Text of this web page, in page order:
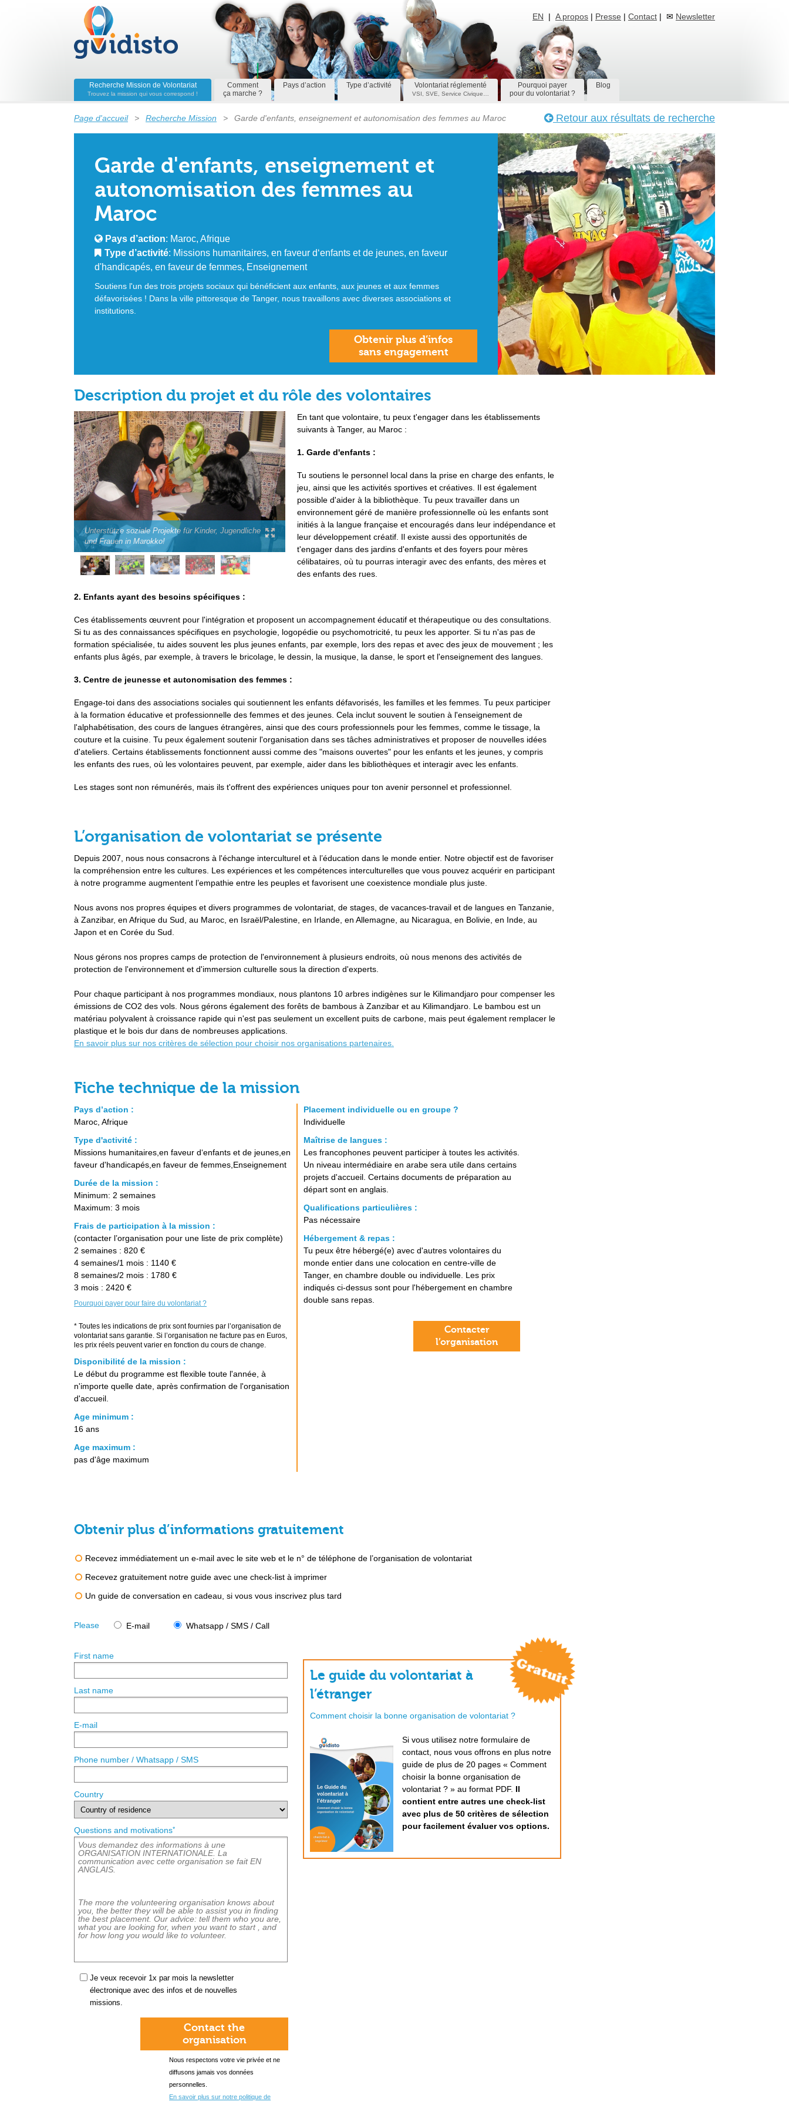
EN | A propos | Presse | Contact | ✉ Newsletter
Recherche Mission de Volontariat
Trouvez la mission qui vous correspond !
Comment
ça marche ?
Pays d’action Type d’activité Volontariat réglementé
VSI, SVE, Service Civique…
Pourquoi payer
pour du volontariat ?
Blog
Page d'accueil > Recherche Mission > Garde d'enfants, enseignement et autonomisation des femmes au Maroc Retour aux résultats de recherche
Garde d'enfants, enseignement et
autonomisation des femmes au
Maroc
Pays d’action: Maroc, Afrique
Type d’activité: Missions humanitaires, en faveur d‘enfants et de jeunes, en faveur
d'handicapés, en faveur de femmes, Enseignement
Soutiens l'un des trois projets sociaux qui bénéficient aux enfants, aux jeunes et aux femmes
défavorisées ! Dans la ville pittoresque de Tanger, nous travaillons avec diverses associations et
institutions.
Obtenir plus d’infos
sans engagement
Description du projet et du rôle des volontaires
Unterstütze soziale Projekte für Kinder, Jugendliche
und Frauen in Marokko!
En tant que volontaire, tu peux t'engager dans les établissements
suivants à Tanger, au Maroc :
1. Garde d'enfants :
Tu soutiens le personnel local dans la prise en charge des enfants, le
jeu, ainsi que les activités sportives et créatives. Il est également
possible d'aider à la bibliothèque. Tu peux travailler dans un
environnement géré de manière professionnelle où les enfants sont
initiés à la langue française et encouragés dans leur indépendance et
leur développement créatif. Il existe aussi des opportunités de
t'engager dans des jardins d'enfants et des foyers pour mères
célibataires, où tu pourras interagir avec des enfants, des mères et
des enfants des rues.
2. Enfants ayant des besoins spécifiques :
Ces établissements œuvrent pour l'intégration et proposent un accompagnement éducatif et thérapeutique ou des consultations.
Si tu as des connaissances spécifiques en psychologie, logopédie ou psychomotricité, tu peux les apporter. Si tu n'as pas de
formation spécialisée, tu aides souvent les plus jeunes enfants, par exemple, lors des repas et avec des jeux de mouvement ; les
enfants plus âgés, par exemple, à travers le bricolage, le dessin, la musique, la danse, le sport et l'enseignement des langues.
3. Centre de jeunesse et autonomisation des femmes :
Engage-toi dans des associations sociales qui soutiennent les enfants défavorisés, les familles et les femmes. Tu peux participer
à la formation éducative et professionnelle des femmes et des jeunes. Cela inclut souvent le soutien à l'enseignement de
l'alphabétisation, des cours de langues étrangères, ainsi que des cours professionnels pour les femmes, comme le tissage, la
couture et la cuisine. Tu peux également soutenir l'organisation dans ses tâches administratives et proposer de nouvelles idées
d'ateliers. Certains établissements fonctionnent aussi comme des "maisons ouvertes" pour les enfants et les jeunes, y compris
les enfants des rues, où les volontaires peuvent, par exemple, aider dans les bibliothèques et interagir avec les enfants.
Les stages sont non rémunérés, mais ils t'offrent des expériences uniques pour ton avenir personnel et professionnel.
L’organisation de volontariat se présente
Depuis 2007, nous nous consacrons à l'échange interculturel et à l’éducation dans le monde entier. Notre objectif est de favoriser
la compréhension entre les cultures. Les expériences et les compétences interculturelles que vous pouvez acquérir en participant
à notre programme augmentent l’empathie entre les peuples et favorisent une coexistence mondiale plus juste.
Nous avons nos propres équipes et divers programmes de volontariat, de stages, de vacances-travail et de langues en Tanzanie,
à Zanzibar, en Afrique du Sud, au Maroc, en Israël/Palestine, en Irlande, en Allemagne, au Nicaragua, en Bolivie, en Inde, au
Japon et en Corée du Sud.
Nous gérons nos propres camps de protection de l'environnement à plusieurs endroits, où nous menons des activités de
protection de l'environnement et d'immersion culturelle sous la direction d'experts.
Pour chaque participant à nos programmes mondiaux, nous plantons 10 arbres indigènes sur le Kilimandjaro pour compenser les
émissions de CO2 des vols. Nous gérons également des forêts de bambous à Zanzibar et au Kilimandjaro. Le bambou est un
matériau polyvalent à croissance rapide qui n'est pas seulement un excellent puits de carbone, mais peut également remplacer le
plastique et le bois dur dans de nombreuses applications.
En savoir plus sur nos critères de sélection pour choisir nos organisations partenaires.
Fiche technique de la mission
Pays d’action :
Maroc, Afrique
Type d'activité :
Missions humanitaires,en faveur d‘enfants et de jeunes,en
faveur d'handicapés,en faveur de femmes,Enseignement
Durée de la mission :
Minimum: 2 semaines
Maximum: 3 mois
Frais de participation à la mission :
(contacter l’organisation pour une liste de prix complète)
2 semaines : 820 €
4 semaines/1 mois : 1140 €
8 semaines/2 mois : 1780 €
3 mois : 2420 €
Pourquoi payer pour faire du volontariat ?
* Toutes les indications de prix sont fournies par l’organisation de
volontariat sans garantie. Si l’organisation ne facture pas en Euros,
les prix réels peuvent varier en fonction du cours de change.
Disponibilité de la mission :
Le début du programme est flexible toute l'année, à
n'importe quelle date, après confirmation de l'organisation
d'accueil.
Age minimum :
16 ans
Age maximum :
pas d'âge maximum
Placement individuelle ou en groupe ?
Individuelle
Maîtrise de langues :
Les francophones peuvent participer à toutes les activités.
Un niveau intermédiaire en arabe sera utile dans certains
projets d'accueil. Certains documents de préparation au
départ sont en anglais.
Qualifications particulières :
Pas nécessaire
Hébergement & repas :
Tu peux être hébergé(e) avec d'autres volontaires du
monde entier dans une colocation en centre-ville de
Tanger, en chambre double ou individuelle. Les prix
indiqués ci-dessus sont pour l'hébergement en chambre
double sans repas.
Contacter
l’organisation
Obtenir plus d’informations gratuitement
Recevez immédiatement un e-mail avec le site web et le n° de téléphone de l’organisation de volontariat
Recevez gratuitement notre guide avec une check-list à imprimer
Un guide de conversation en cadeau, si vous vous inscrivez plus tard
Please E-mail Whatsapp / SMS / Call
First name
Last name
E-mail
Phone number / Whatsapp / SMS
Country
Questions and motivations*
Je veux recevoir 1x par mois la newsletter
électronique avec des infos et de nouvelles
missions.
Contact the
organisation
Nous respectons votre vie privée et ne
diffusons jamais vos données
personnelles.
En savoir plus sur notre politique de
Le guide du volontariat à
l’étranger
Comment choisir la bonne organisation de volontariat ?
Si vous utilisez notre formulaire de
contact, nous vous offrons en plus notre
guide de plus de 20 pages « Comment
choisir la bonne organisation de
volontariat ? » au format PDF. Il
contient entre autres une check-list
avec plus de 50 critères de sélection
pour facilement évaluer vos options.